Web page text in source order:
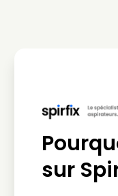
LG-
LG-
sur